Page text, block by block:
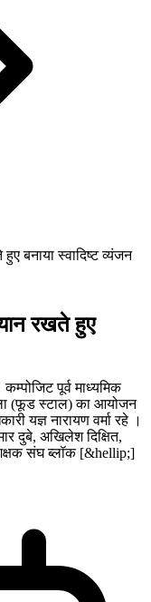
बनाया स्वादिष्ट व्यंजन
रखते हुए
पूर्व माध्यमिक
(फूड स्टाल) का आयोजन
यज्ञ नारायण वर्मा रहे ।
दुबे, अखिलेश दिक्षित,
संघ ब्लॉक [&hellip;]